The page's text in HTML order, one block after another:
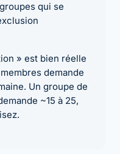
qui se
» est bien réelle
demande
Un groupe de
~15 à 25,